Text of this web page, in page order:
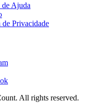
de Ajuda
de Privacidade
All rights reserved.